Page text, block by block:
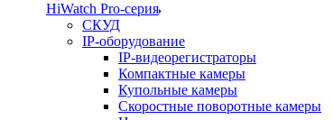
HiWatch Pro-серия
CКУД
IP-оборудование
IP-видеорегистраторы
Компактные камеры
Купольные камеры
Скоростные поворотные камеры